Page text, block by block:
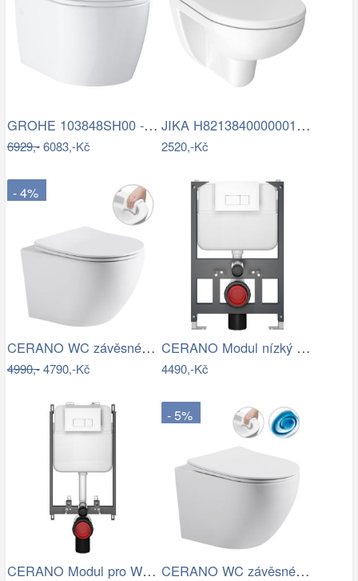
GROHE 103848SH00 - Závěsné WC START…
6929,-6083,-Kč
JIKA H8213840000001 - Závěsné WC LYRA…
2520,-Kč
- 4%
CERANO WC závěsné Cesso, Rimless + Slim…
4990,-4790,-Kč
CERANO Modul nízký pro WC závěsné Prime…
4490,-Kč
CERANO Modul pro WC závěsné Prime - pro…
- 5%
CERANO WC závěsné Cesso, Vortex + Slim…